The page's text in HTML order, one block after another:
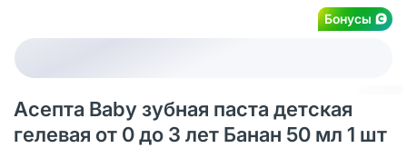
Бонусы
Асепта Baby зубная паста детская
гелевая от 0 до 3 лет Банан 50 мл 1 шт